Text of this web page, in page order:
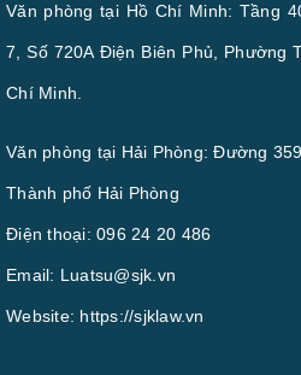
Văn phòng tại Hồ Chí Minh: Tầng
7, Số 720A Điện Biên Phủ, Phường
Chí Minh.
Văn phòng tại Hải Phòng: Đường
Thành phố Hải Phòng
Điện thoại: 096 24 20 486
Email: Luatsu@sjk.vn
Website: https://sjklaw.vn